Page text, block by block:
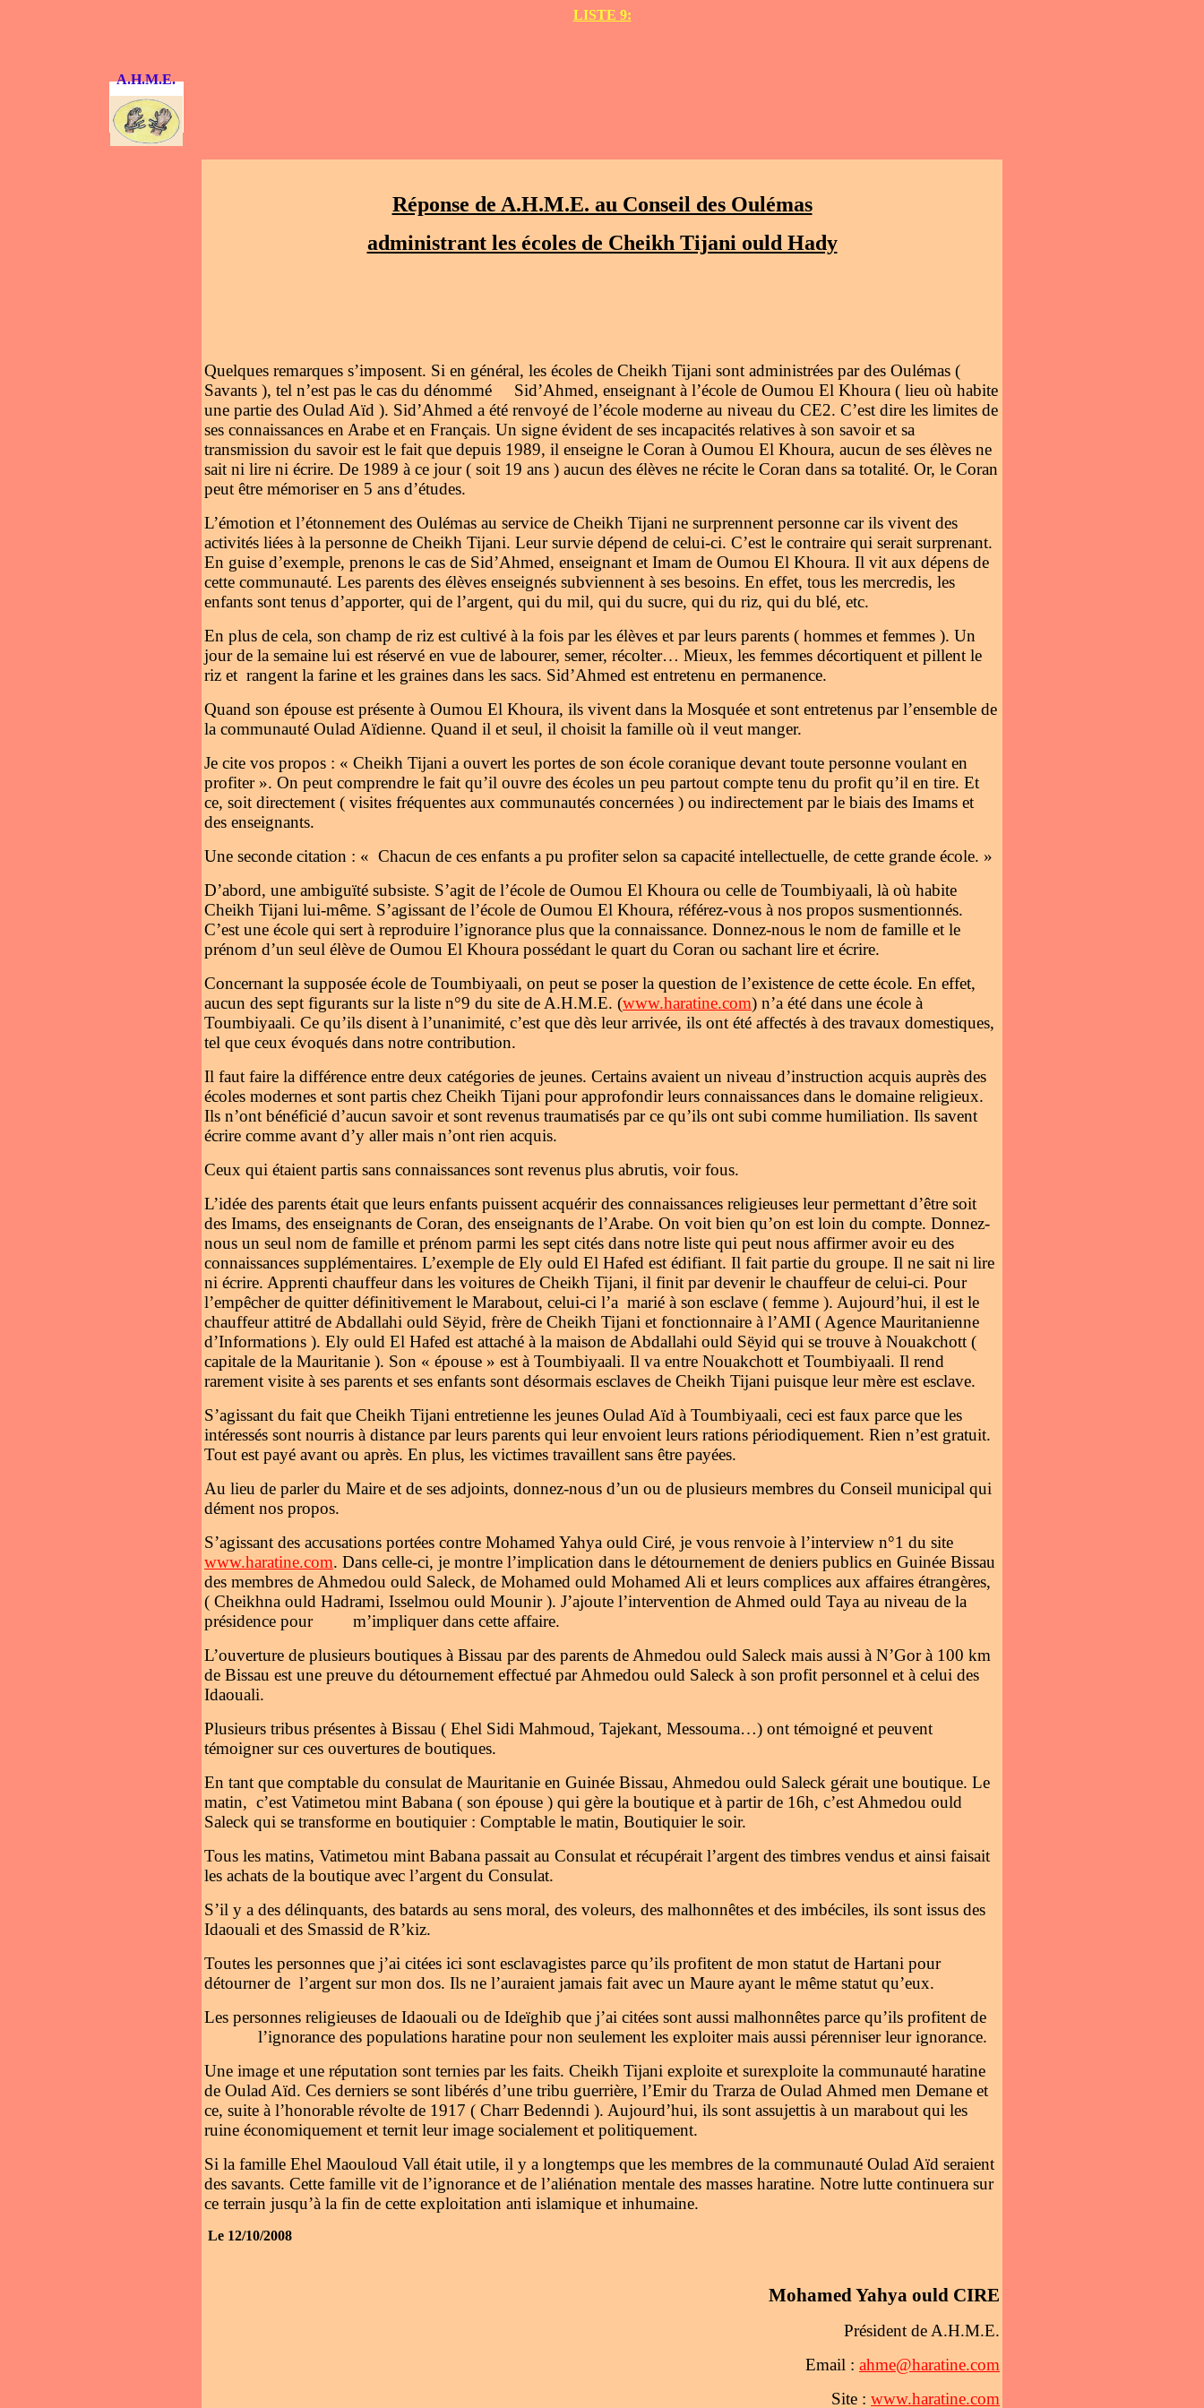
LISTE 9:
A.H.M.E.
Réponse de A.H.M.E. au Conseil des Oulémas
administrant les écoles de Cheikh Tijani ould Hady
Quelques remarques s’imposent. Si en général, les écoles de Cheikh Tijani sont administrées par des Oulémas (
Savants ), tel n’est pas le cas du dénommé
Sid’Ahmed, enseignant à l’école de Oumou El Khoura ( lieu où habite
une partie des Oulad Aïd ). Sid’Ahmed a été renvoyé de l’école moderne au niveau du CE2. C’est dire les limites de
ses connaissances en Arabe et en Français. Un signe évident de ses incapacités relatives à son savoir et sa
transmission du savoir est le fait que depuis 1989, il enseigne le Coran à Oumou El Khoura, aucun de ses élèves ne
sait ni lire ni écrire. De 1989 à ce jour ( soit 19 ans ) aucun des élèves ne récite le Coran dans sa totalité. Or, le Coran
peut être mémoriser en 5 ans d’études.
L’émotion et l’étonnement des Oulémas au service de Cheikh Tijani ne surprennent personne car ils vivent des
activités liées à la personne de Cheikh Tijani. Leur survie dépend de celui-ci. C’est le contraire qui serait surprenant.
En guise d’exemple, prenons le cas de Sid’Ahmed, enseignant et Imam de Oumou El Khoura. Il vit aux dépens de
cette communauté. Les parents des élèves enseignés subviennent à ses besoins. En effet, tous les mercredis, les
enfants sont tenus d’apporter, qui de l’argent, qui du mil, qui du sucre, qui du riz, qui du blé, etc.
En plus de cela, son champ de riz est cultivé à la fois par les élèves et par leurs parents ( hommes et femmes ). Un
jour de la semaine lui est réservé en vue de labourer, semer, récolter… Mieux, les femmes décortiquent et pillent le
riz et rangent la farine et les graines dans les sacs. Sid’Ahmed est entretenu en permanence.
Quand son épouse est présente à Oumou El Khoura, ils vivent dans la Mosquée et sont entretenus par l’ensemble de
la communauté Oulad Aïdienne. Quand il et seul, il choisit la famille où il veut manger.
Je cite vos propos : « Cheikh Tijani a ouvert les portes de son école coranique devant toute personne voulant en
profiter ». On peut comprendre le fait qu’il ouvre des écoles un peu partout compte tenu du profit qu’il en tire. Et
ce, soit directement ( visites fréquentes aux communautés concernées ) ou indirectement par le biais des Imams et
des enseignants.
Une seconde citation : « Chacun de ces enfants a pu profiter selon sa capacité intellectuelle, de cette grande école. »
D’abord, une ambiguïté subsiste. S’agit de l’école de Oumou El Khoura ou celle de Toumbiyaali, là où habite
Cheikh Tijani lui-même. S’agissant de l’école de Oumou El Khoura, référez-vous à nos propos susmentionnés.
C’est une école qui sert à reproduire l’ignorance plus que la connaissance. Donnez-nous le nom de famille et le
prénom d’un seul élève de Oumou El Khoura possédant le quart du Coran ou sachant lire et écrire.
Concernant la supposée école de Toumbiyaali, on peut se poser la question de l’existence de cette école. En effet,
aucun des sept figurants sur la liste n°9 du site de A.H.M.E. (www.haratine.com) n’a été dans une école à
Toumbiyaali. Ce qu’ils disent à l’unanimité, c’est que dès leur arrivée, ils ont été affectés à des travaux domestiques,
tel que ceux évoqués dans notre contribution.
Il faut faire la différence entre deux catégories de jeunes. Certains avaient un niveau d’instruction acquis auprès des
écoles modernes et sont partis chez Cheikh Tijani pour approfondir leurs connaissances dans le domaine religieux.
Ils n’ont bénéficié d’aucun savoir et sont revenus traumatisés par ce qu’ils ont subi comme humiliation. Ils savent
écrire comme avant d’y aller mais n’ont rien acquis.
Ceux qui étaient partis sans connaissances sont revenus plus abrutis, voir fous.
L’idée des parents était que leurs enfants puissent acquérir des connaissances religieuses leur permettant d’être soit
des Imams, des enseignants de Coran, des enseignants de l’Arabe. On voit bien qu’on est loin du compte. Donnez-
nous un seul nom de famille et prénom parmi les sept cités dans notre liste qui peut nous affirmer avoir eu des
connaissances supplémentaires. L’exemple de Ely ould El Hafed est édifiant. Il fait partie du groupe. Il ne sait ni lire
ni écrire. Apprenti chauffeur dans les voitures de Cheikh Tijani, il finit par devenir le chauffeur de celui-ci. Pour
l’empêcher de quitter définitivement le Marabout, celui-ci l’a marié à son esclave ( femme ). Aujourd’hui, il est le
chauffeur attitré de Abdallahi ould Sëyid, frère de Cheikh Tijani et fonctionnaire à l’AMI ( Agence Mauritanienne
d’Informations ). Ely ould El Hafed est attaché à la maison de Abdallahi ould Sëyid qui se trouve à Nouakchott (
capitale de la Mauritanie ). Son « épouse » est à Toumbiyaali. Il va entre Nouakchott et Toumbiyaali. Il rend
rarement visite à ses parents et ses enfants sont désormais esclaves de Cheikh Tijani puisque leur mère est esclave.
S’agissant du fait que Cheikh Tijani entretienne les jeunes Oulad Aïd à Toumbiyaali, ceci est faux parce que les
intéressés sont nourris à distance par leurs parents qui leur envoient leurs rations périodiquement. Rien n’est gratuit.
Tout est payé avant ou après. En plus, les victimes travaillent sans être payées.
Au lieu de parler du Maire et de ses adjoints, donnez-nous d’un ou de plusieurs membres du Conseil municipal qui
dément nos propos.
S’agissant des accusations portées contre Mohamed Yahya ould Ciré, je vous renvoie à l’interview n°1 du site
www.haratine.com. Dans celle-ci, je montre l’implication dans le détournement de deniers publics en Guinée Bissau
des membres de Ahmedou ould Saleck, de Mohamed ould Mohamed Ali et leurs complices aux affaires étrangères,
( Cheikhna ould Hadrami, Isselmou ould Mounir ). J’ajoute l’intervention de Ahmed ould Taya au niveau de la
présidence pour m’impliquer dans cette affaire.
L’ouverture de plusieurs boutiques à Bissau par des parents de Ahmedou ould Saleck mais aussi à N’Gor à 100 km
de Bissau est une preuve du détournement effectué par Ahmedou ould Saleck à son profit personnel et à celui des
Idaouali.
Plusieurs tribus présentes à Bissau ( Ehel Sidi Mahmoud, Tajekant, Messouma…) ont témoigné et peuvent
témoigner sur ces ouvertures de boutiques.
En tant que comptable du consulat de Mauritanie en Guinée Bissau, Ahmedou ould Saleck gérait une boutique. Le
matin, c’est Vatimetou mint Babana ( son épouse ) qui gère la boutique et à partir de 16h, c’est Ahmedou ould
Saleck qui se transforme en boutiquier : Comptable le matin, Boutiquier le soir.
Tous les matins, Vatimetou mint Babana passait au Consulat et récupérait l’argent des timbres vendus et ainsi faisait
les achats de la boutique avec l’argent du Consulat.
S’il y a des délinquants, des batards au sens moral, des voleurs, des malhonnêtes et des imbéciles, ils sont issus des
Idaouali et des Smassid de R’kiz.
Toutes les personnes que j’ai citées ici sont esclavagistes parce qu’ils profitent de mon statut de Hartani pour
détourner de l’argent sur mon dos. Ils ne l’auraient jamais fait avec un Maure ayant le même statut qu’eux.
Les personnes religieuses de Idaouali ou de Ideïghib que j’ai citées sont aussi malhonnêtes parce qu’ils profitent de
l’ignorance des populations haratine pour non seulement les exploiter mais aussi pérenniser leur ignorance.
Une image et une réputation sont ternies par les faits. Cheikh Tijani exploite et surexploite la communauté haratine
de Oulad Aïd. Ces derniers se sont libérés d’une tribu guerrière, l’Emir du Trarza de Oulad Ahmed men Demane et
ce, suite à l’honorable révolte de 1917 ( Charr Bedenndi ). Aujourd’hui, ils sont assujettis à un marabout qui les
ruine économiquement et ternit leur image socialement et politiquement.
Si la famille Ehel Maouloud Vall était utile, il y a longtemps que les membres de la communauté Oulad Aïd seraient
des savants. Cette famille vit de l’ignorance et de l’aliénation mentale des masses haratine. Notre lutte continuera sur
ce terrain jusqu’à la fin de cette exploitation anti islamique et inhumaine.
Le 12/10/2008
Mohamed Yahya ould CIRE
Président de A.H.M.E.
Email : ahme@haratine.com
Site : www.haratine.com